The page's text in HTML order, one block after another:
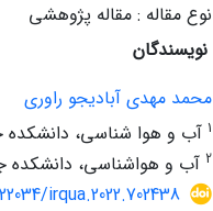
نوع مقاله : مقاله پژوهشی
نویسندگان
محمد مهدی آبادیجو راوری
1 آب و هوا شناسی، دانشکده
2 آب و هواشناسی، دانشکده
irqua.2022.702438